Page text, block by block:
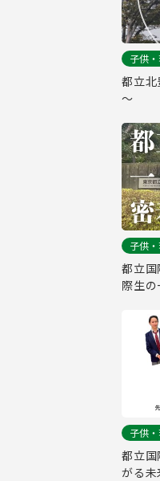
子供
都立
～
子供
都立
際生
子供
都立
がる